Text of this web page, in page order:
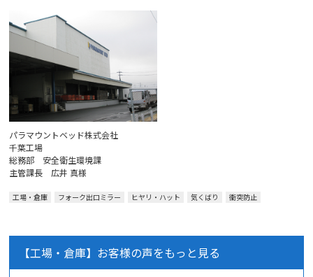
パラマウントベッド株式会社
千葉工場
総務部 安全衛生環境課
主管課長 広井 真様
工場・倉庫 フォーク出口ミラー ヒヤリ・ハット 気くばり 衝突防止
【工場・倉庫】お客様の声をもっと見る